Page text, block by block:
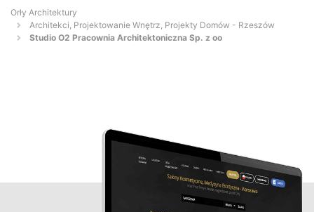
Orły Architektury
Architekci, Projektowanie Wnętrz, Projekty Domów - Rzeszów
Studio O2 Pracownia Architektoniczna Sp. z oo